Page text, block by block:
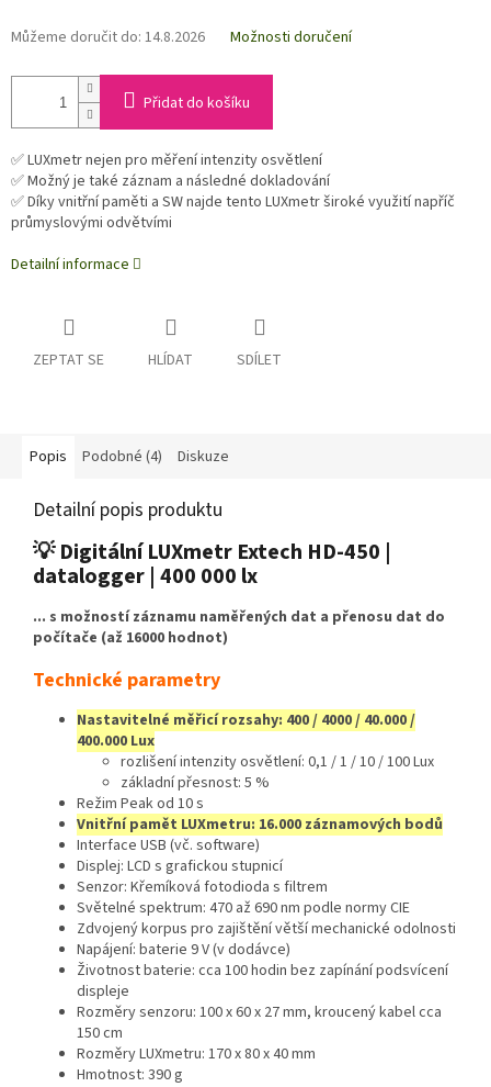
Můžeme doručit do: 14.8.2026 Možnosti doručení
Přidat do košíku
✅ LUXmetr nejen pro měření intenzity osvětlení
✅ Možný je také záznam a následné dokladování
✅ Díky vnitřní paměti a SW najde tento LUXmetr široké využití napříč
průmyslovými odvětvími
Detailní informace
ZEPTAT SE HLÍDAT SDÍLET
Popis Podobné (4) Diskuze
Detailní popis produktu
💡 Digitální LUXmetr Extech HD-450 |
datalogger | 400 000 lx
... s možností záznamu naměřených dat a přenosu dat do
počítače (až 16000 hodnot)
Technické parametry
Nastavitelné měřicí rozsahy: 400 / 4000 / 40.000 /
400.000 Lux
rozlišení intenzity osvětlení: 0,1 / 1 / 10 / 100 Lux
základní přesnost: 5 %
Režim Peak od 10 s
Vnitřní pamět LUXmetru: 16.000 záznamových bodů
Interface USB (vč. software)
Displej: LCD s grafickou stupnicí
Senzor: Křemíková fotodioda s filtrem
Světelné spektrum: 470 až 690 nm podle normy CIE
Zdvojený korpus pro zajištění větší mechanické odolnosti
Napájení: baterie 9 V (v dodávce)
Životnost baterie: cca 100 hodin bez zapínání podsvícení
displeje
Rozměry senzoru: 100 x 60 x 27 mm, kroucený kabel cca
150 cm
Rozměry LUXmetru: 170 x 80 x 40 mm
Hmotnost: 390 g